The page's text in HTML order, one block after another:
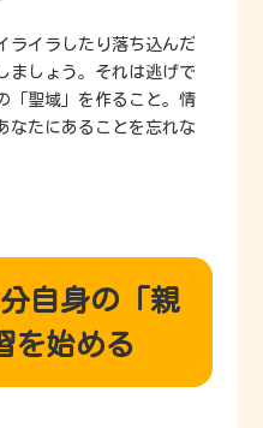
ライラしたり落ち込んだ
ましょう。それは逃げで
「聖域」を作ること。情
なたにあることを忘れな
自身の「親
を始める